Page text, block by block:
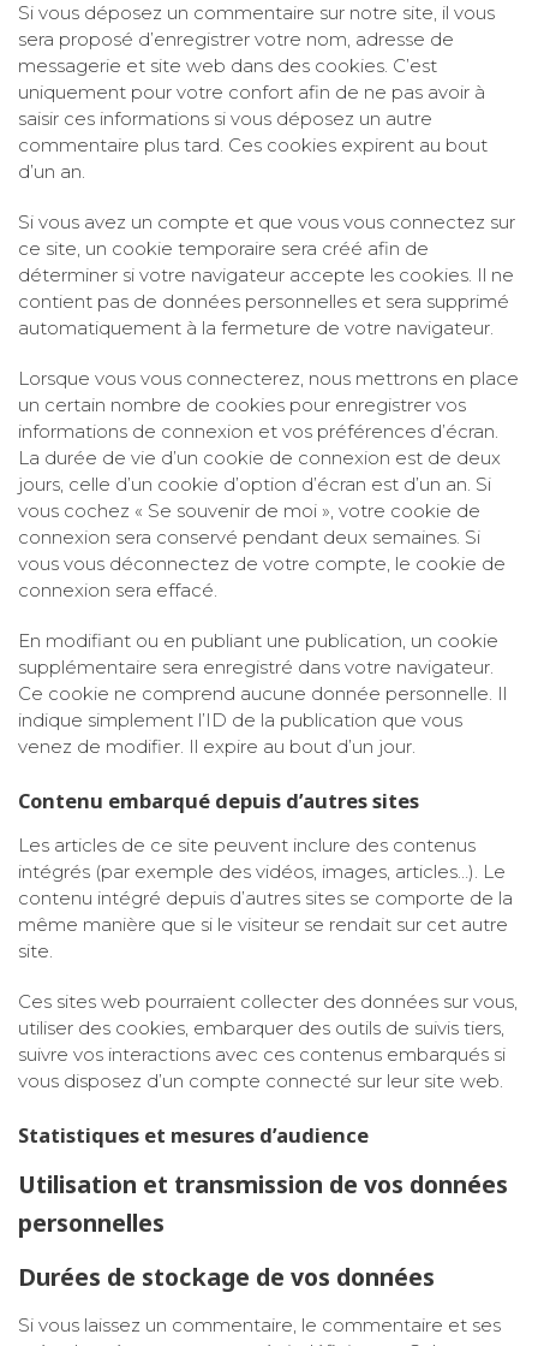
Si vous déposez un commentaire sur notre site, il vous
sera proposé d’enregistrer votre nom, adresse de
messagerie et site web dans des cookies. C’est
uniquement pour votre confort afin de ne pas avoir à
saisir ces informations si vous déposez un autre
commentaire plus tard. Ces cookies expirent au bout
d’un an.
Si vous avez un compte et que vous vous connectez sur
ce site, un cookie temporaire sera créé afin de
déterminer si votre navigateur accepte les cookies. Il ne
contient pas de données personnelles et sera supprimé
automatiquement à la fermeture de votre navigateur.
Lorsque vous vous connecterez, nous mettrons en place
un certain nombre de cookies pour enregistrer vos
informations de connexion et vos préférences d’écran.
La durée de vie d’un cookie de connexion est de deux
jours, celle d’un cookie d’option d’écran est d’un an. Si
vous cochez « Se souvenir de moi », votre cookie de
connexion sera conservé pendant deux semaines. Si
vous vous déconnectez de votre compte, le cookie de
connexion sera effacé.
En modifiant ou en publiant une publication, un cookie
supplémentaire sera enregistré dans votre navigateur.
Ce cookie ne comprend aucune donnée personnelle. Il
indique simplement l’ID de la publication que vous
venez de modifier. Il expire au bout d’un jour.
Contenu embarqué depuis d’autres sites
Les articles de ce site peuvent inclure des contenus
intégrés (par exemple des vidéos, images, articles…). Le
contenu intégré depuis d’autres sites se comporte de la
même manière que si le visiteur se rendait sur cet autre
site.
Ces sites web pourraient collecter des données sur vous,
utiliser des cookies, embarquer des outils de suivis tiers,
suivre vos interactions avec ces contenus embarqués si
vous disposez d’un compte connecté sur leur site web.
Statistiques et mesures d’audience
Utilisation et transmission de vos données
personnelles
Durées de stockage de vos données
Si vous laissez un commentaire, le commentaire et ses